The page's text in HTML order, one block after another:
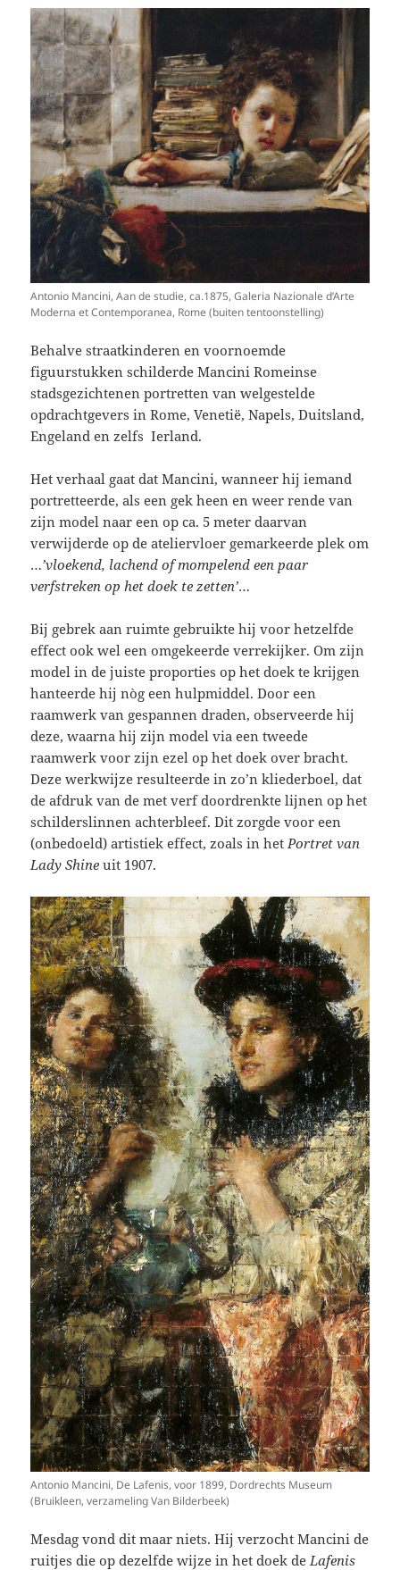
Antonio Mancini, Aan de studie, ca.1875, Galeria Nazionale d’Arte
Moderna et Contemporanea, Rome (buiten tentoonstelling)
Behalve straatkinderen en voornoemde
figuurstukken schilderde Mancini Romeinse
stadsgezichtenen portretten van welgestelde
opdrachtgevers in Rome, Venetië, Napels, Duitsland,
Engeland en zelfs Ierland.
Het verhaal gaat dat Mancini, wanneer hij iemand
portretteerde, als een gek heen en weer rende van
zijn model naar een op ca. 5 meter daarvan
verwijderde op de ateliervloer gemarkeerde plek om
…’vloekend, lachend of mompelend een paar
verfstreken op het doek te zetten’…
Bij gebrek aan ruimte gebruikte hij voor hetzelfde
effect ook wel een omgekeerde verrekijker. Om zijn
model in de juiste proporties op het doek te krijgen
hanteerde hij nòg een hulpmiddel. Door een
raamwerk van gespannen draden, observeerde hij
deze, waarna hij zijn model via een tweede
raamwerk voor zijn ezel op het doek over bracht.
Deze werkwijze resulteerde in zo’n kliederboel, dat
de afdruk van de met verf doordrenkte lijnen op het
schilderslinnen achterbleef. Dit zorgde voor een
(onbedoeld) artistiek effect, zoals in hetPortret van
Lady Shine uit 1907.
Antonio Mancini, De Lafenis, voor 1899, Dordrechts Museum
(Bruikleen, verzameling Van Bilderbeek)
Mesdag vond dit maar niets. Hij verzocht Mancini de
ruitjes die op dezelfde wijze in het doek de Lafenis